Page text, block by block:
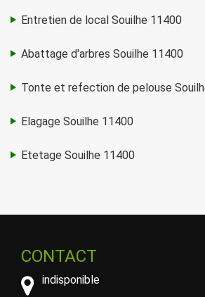
Entretien de local Souilhe 11400
Abattage d'arbres Souilhe 11400
Tonte et refection de pelouse
Elagage Souilhe 11400
Etetage Souilhe 11400
CONTACT
indisponible